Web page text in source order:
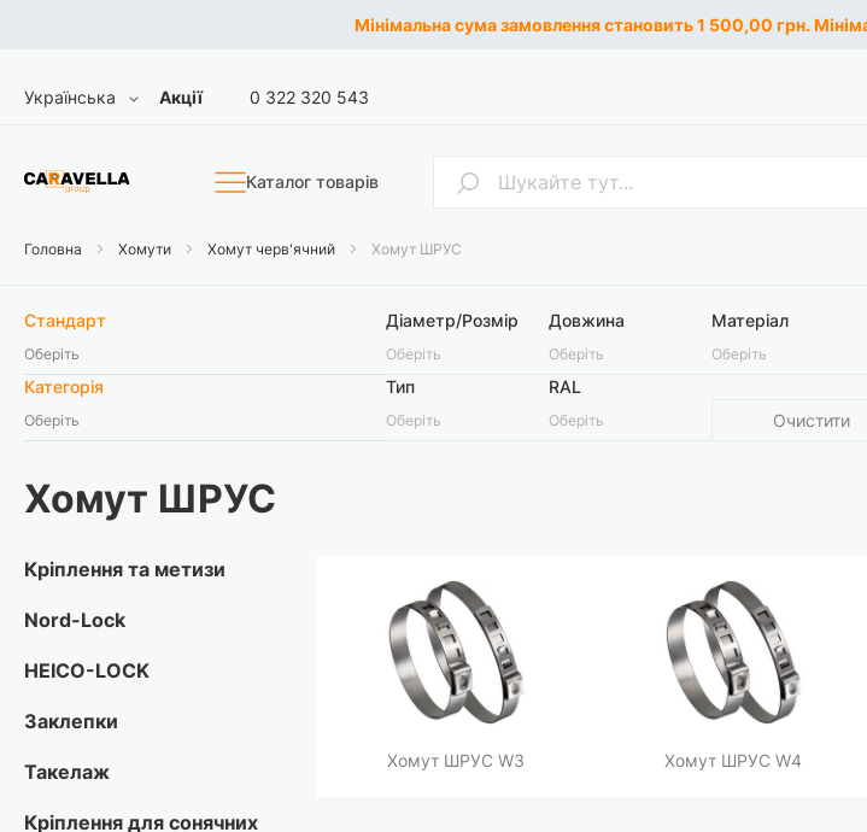
Мінімальна сума замовлення становить 1 500,00 грн.
Skip
Мова
Українська Акції 0 322 320 543
Каталог товарів Пошук
Головна Хомути Хомут черв'ячний Хомут ШРУС
Стандарт
Оберіть
Категорія
Оберіть
Діаметр/Розмір
Оберіть
Довжина
Оберіть
Матеріал
Оберіть
Тип
Оберіть
RAL
Оберіть Очистити
Хомут ШРУС
Хомут ШРУС W3 Хомут ШРУС W4
Кріплення та метизи
Nord-Lock
HEICO-LOCK
Заклепки
Такелаж
Кріплення для сонячних